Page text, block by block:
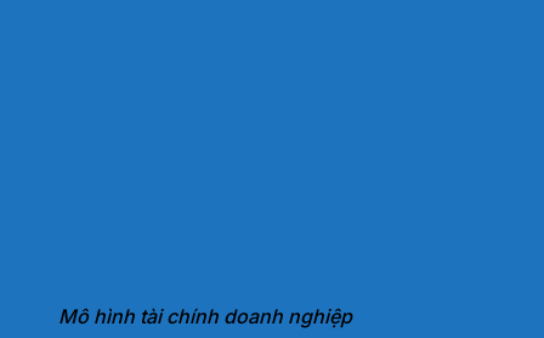
Mô hình tài chính doanh nghiệp